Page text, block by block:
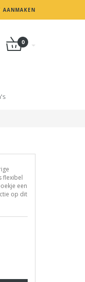
AANMAKEN
0
flexibel
een
op dit